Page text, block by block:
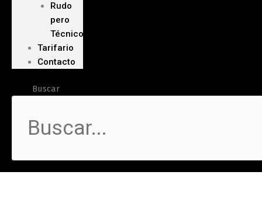
Rudo
pero
Técnico
Tarifario
Contacto
Buscar